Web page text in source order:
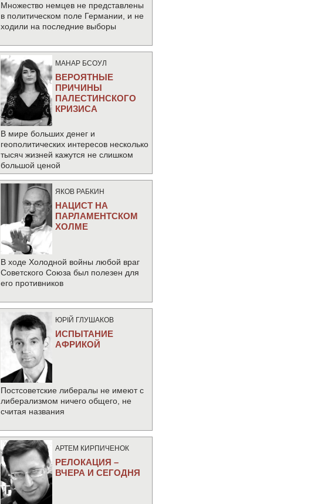
Множество немцев не представлены
в политическом поле Германии, и не
ходили на последние выборы
МАНАР БСОУЛ
ВЕРОЯТНЫЕ
ПРИЧИНЫ
ПАЛЕСТИНСКОГО
КРИЗИСА
В мире больших денег и
геополитических интересов несколько
тысяч жизней кажутся не слишком
большой ценой
ЯКОВ РАБКИН
НАЦИСТ НА
ПАРЛАМЕНТСКОМ
ХОЛМЕ
В ходе Холодной войны любой враг
Советского Союза был полезен для
его противников
ЮРIЙ ГЛУШАКОВ
ИСПЫТАНИЕ
АФРИКОЙ
Постсоветские либералы не имеют с
либерализмом ничего общего, не
считая названия
АРТЕМ КИРПИЧЕНОК
РЕЛОКАЦИЯ –
ВЧЕРА И СЕГОДНЯ